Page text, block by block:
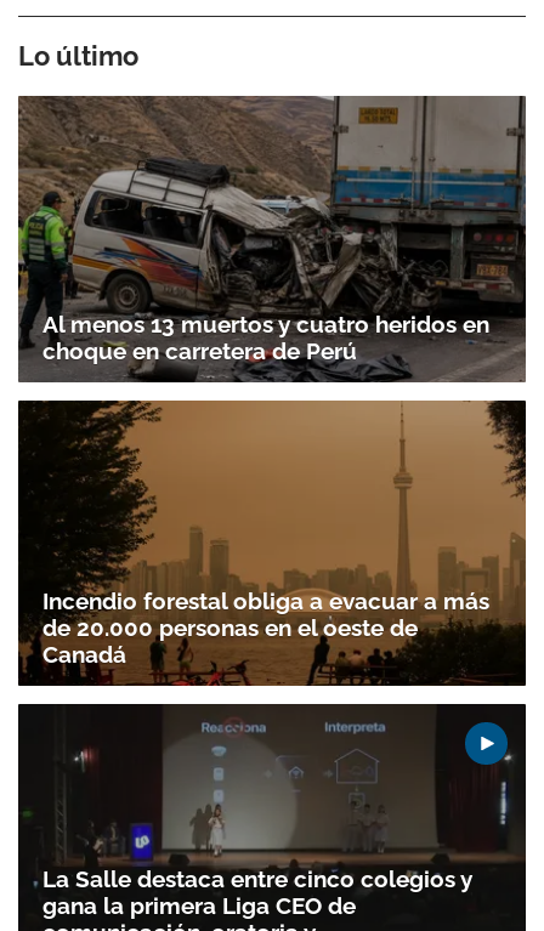
Lo último
Al menos 13 muertos y cuatro heridos en
choque en carretera de Perú
Incendio forestal obliga a evacuar a más
de 20.000 personas en el oeste de
Canadá
La Salle destaca entre cinco colegios y
gana la primera Liga CEO de